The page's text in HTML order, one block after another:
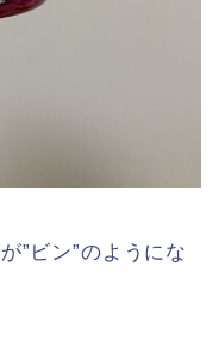
”ビン”のようにな